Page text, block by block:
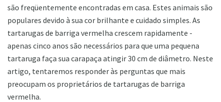
são freqüentemente encontradas em casa. Estes animais são
populares devido à sua cor brilhante e cuidado simples. As
tartarugas de barriga vermelha crescem rapidamente -
apenas cinco anos são necessários para que uma pequena
tartaruga faça sua carapaça atingir 30 cm de diâmetro. Neste
artigo, tentaremos responder às perguntas que mais
preocupam os proprietários de tartarugas de barriga
vermelha.